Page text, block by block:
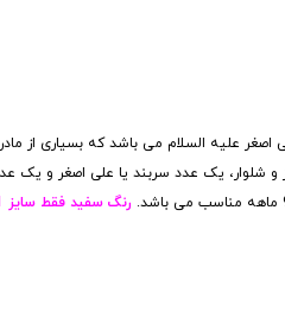
اصغر علیه السلام می باشد که بسیاری
شلوار، یک عدد سربند یا علی اصغر و
رنگ سفید فقط سایز 1 و بدون چفیه و سربند می باشد.